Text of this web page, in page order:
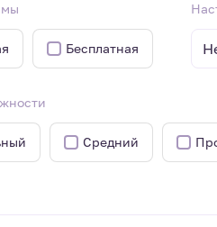
Бесплатная
Средний